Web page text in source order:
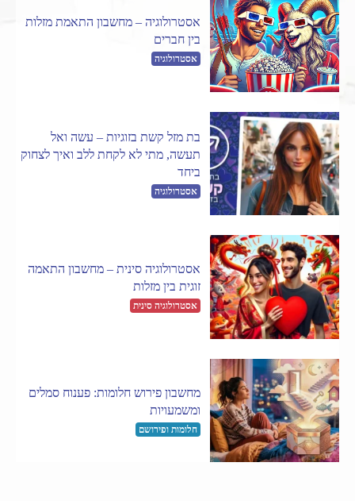
אסטרולוגיה – מחשבון התאמת מזלות
בין חברים
אסטרולוגיה
בת מזל קשת בזוגיות – עשה ואל
תעשה, מתי לא לקחת ללב ואיך לצחוק
ביחד
אסטרולוגיה
אסטרולוגיה סינית – מחשבון התאמה
זוגית בין מזלות
אסטרולוגיה סינית
מחשבון פירוש חלומות: פענוח סמלים
ומשמעויות
חלומות ופירושם